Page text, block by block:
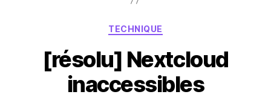
Catégories
TECHNIQUE
[résolu] Nextcloud
inaccessibles